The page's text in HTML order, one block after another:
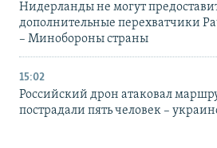
Нидерланды не могут
дополнительные перехватчики
– Минобороны страны
15:02
Российский дрон атаковал
пострадали пять человек –